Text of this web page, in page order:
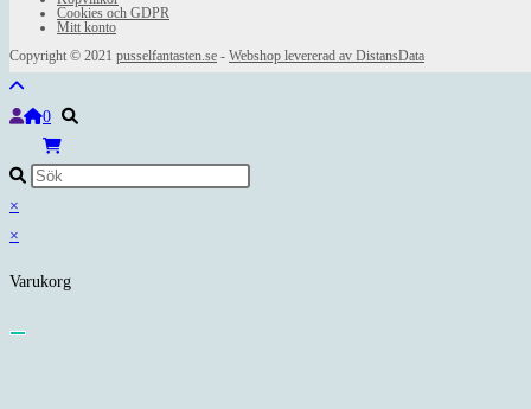
Cookies och GDPR
Mitt konto
Copyright © 2021 pusselfantasten.se - Webshop levererad av DistansData
0
×
×
Varukorg